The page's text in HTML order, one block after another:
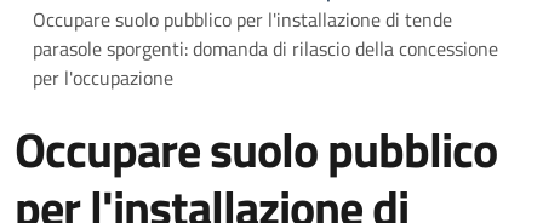
Occupare suolo pubblico per l'installazione di tende
parasole sporgenti: domanda di rilascio della concessione
per l'occupazione
Occupare suolo pubblico
per l'installazione di